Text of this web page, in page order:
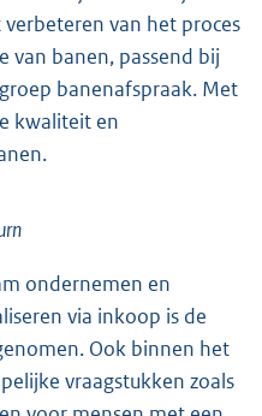
van het proces
van banen, passend bij
banenafspraak. Met
kwaliteit en
ondernemen en
via inkoop is de
Ook binnen het
vraagstukken zoals